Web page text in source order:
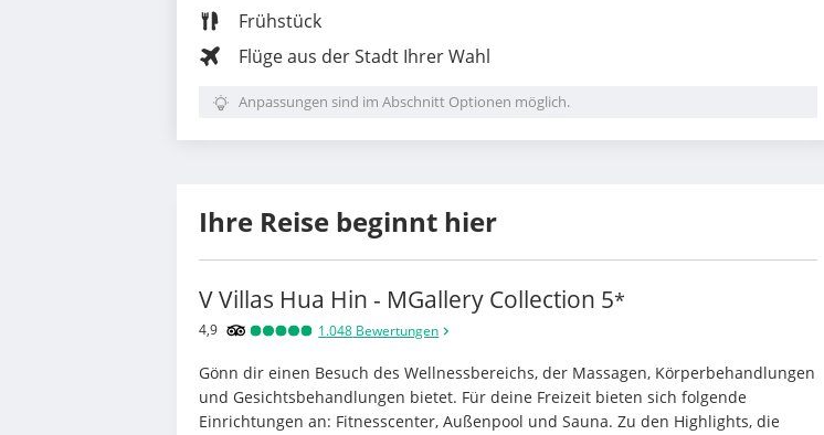
Frühstück
Flüge aus der Stadt Ihrer Wahl
Anpassungen sind im Abschnitt Optionen möglich.
Ihre Reise beginnt hier
V Villas Hua Hin - MGallery Collection 5*
4,9 1.048 Bewertungen
Gönn dir einen Besuch des Wellnessbereichs, der Massagen, Körperbehandlungen
und Gesichtsbehandlungen bietet. Für deine Freizeit bieten sich folgende
Einrichtungen an: Fitnesscenter, Außenpool und Sauna. Zu den Highlights, die